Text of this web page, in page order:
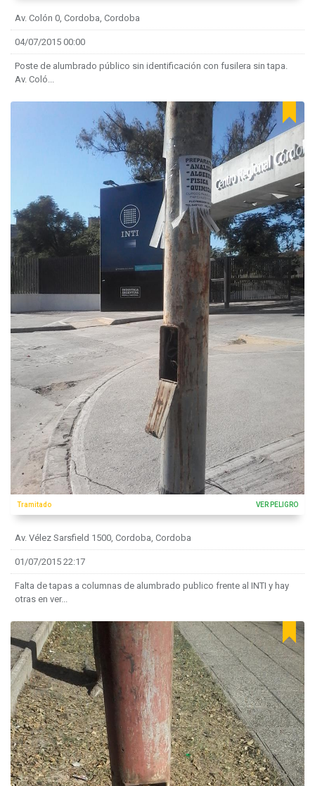
Av. Colón 0, Cordoba, Cordoba
04/07/2015 00:00
Poste de alumbrado público sin identificación con fusilera sin tapa.
Av. Coló...
Tramitado VER PELIGRO
Av. Vélez Sarsfield 1500, Cordoba, Cordoba
01/07/2015 22:17
Falta de tapas a columnas de alumbrado publico frente al INTI y hay
otras en ver...